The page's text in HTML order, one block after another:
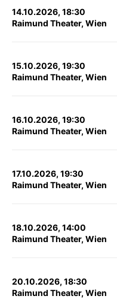
14.10.2026, 18:30
Raimund Theater, Wien
15.10.2026, 19:30
Raimund Theater, Wien
16.10.2026, 19:30
Raimund Theater, Wien
17.10.2026, 19:30
Raimund Theater, Wien
18.10.2026, 14:00
Raimund Theater, Wien
20.10.2026, 18:30
Raimund Theater, Wien